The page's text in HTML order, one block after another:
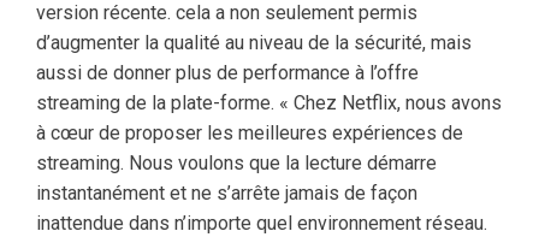
version récente. cela a non seulement permis
d’augmenter la qualité au niveau de la sécurité, mais
aussi de donner plus de performance à l’offre
streaming de la plate-forme. « Chez Netflix, nous avons
à cœur de proposer les meilleures expériences de
streaming. Nous voulons que la lecture démarre
instantanément et ne s’arrête jamais de façon
inattendue dans n’importe quel environnement réseau.